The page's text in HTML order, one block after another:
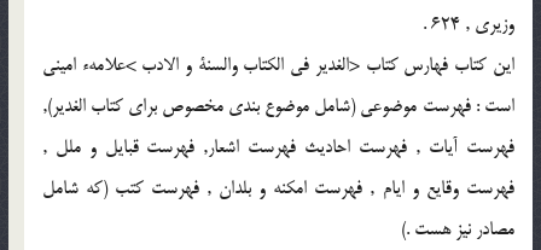
وزيرى , 624 .
اين كتاب فهارس كتاب <الغدير فى الكتاب والسنة و الادب >علامهء امينى
است : فهرست موضوعى (شامل موضوع بندى مخصوص براى كتاب الغدير),
فهرست آيات , فهرست احاديث فهرست اشعار, فهرست قبايل و ملل ,
فهرست وقايع و ايام , فهرست امكنه و بلدان , فهرست كتب (كه شامل
مصادر نيز هست .)